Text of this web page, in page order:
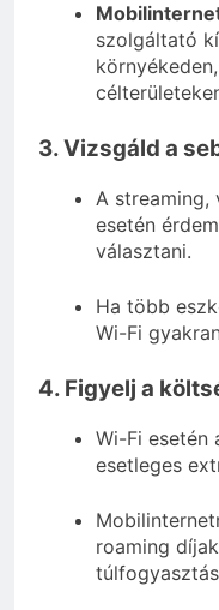
szolgáltató
3. Vizsgáld a
A streaming,
esetén
választani.
Ha több
Wi-Fi
4. Figyelj a
Wi-Fi esetén
esetleges
roaming